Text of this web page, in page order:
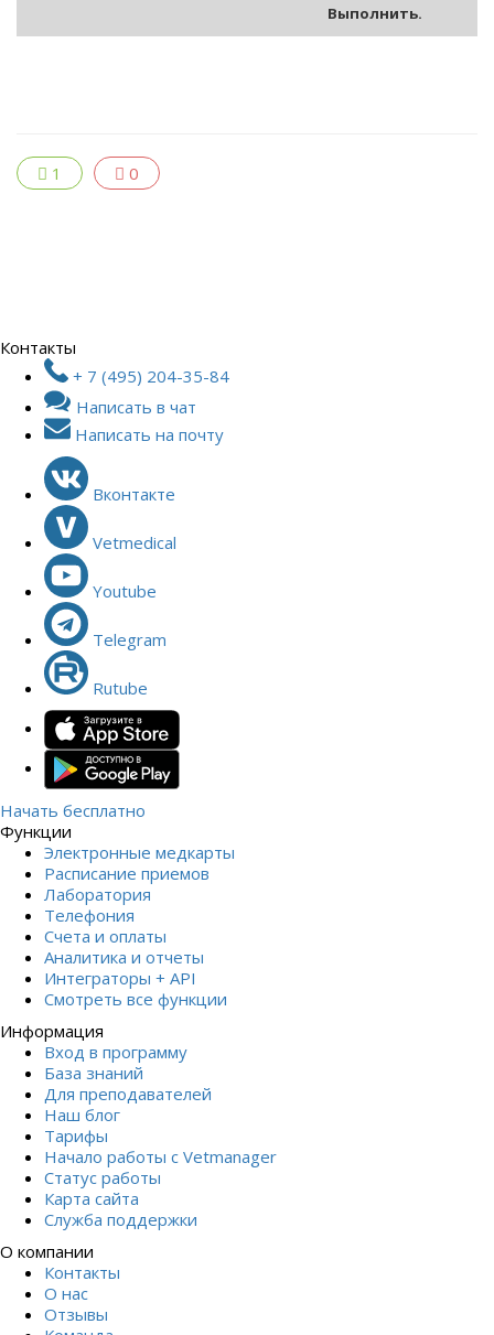
Выполнить.
1 0
Контакты
+ 7 (495) 204-35-84
Написать в чат
Написать на почту
Вконтакте
Vetmedical
Youtube
Telegram
Rutube
Начать бесплатно
Функции
Электронные медкарты
Расписание приемов
Лаборатория
Телефония
Счета и оплаты
Аналитика и отчеты
Интеграторы + API
Смотреть все функции
Информация
Вход в программу
База знаний
Для преподавателей
Наш блог
Тарифы
Начало работы с Vetmanager
Статус работы
Карта сайта
Служба поддержки
О компании
Контакты
О нас
Отзывы